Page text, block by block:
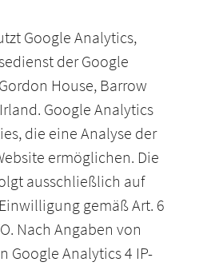
Google Analytics,
der Google
House, Barrow
Google Analytics
die eine Analyse der
ermöglichen. Die
ausschließlich auf
gemäß Art. 6
Nach Angaben von
Google Analytics 4 IP-